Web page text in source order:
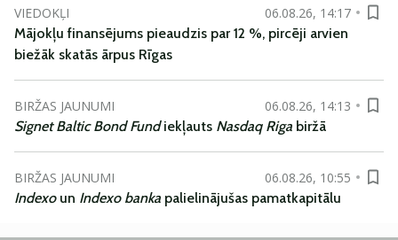
VIEDOKĻI
06.08.26, 14:17
Mājokļu finansējums pieaudzis par 12 %, pircēji arvien
biežāk skatās ārpus Rīgas
BIRŽAS JAUNUMI
06.08.26, 14:13
Signet Baltic Bond Fundiekļauts Nasdaq Riga biržā
BIRŽAS JAUNUMI
06.08.26, 10:55
Indexoun Indexo banka palielinājušas pamatkapitālu